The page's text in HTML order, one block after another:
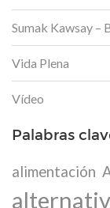
Sumak Kawsay –
Vida Plena
Vídeo
Palabras
alimentación